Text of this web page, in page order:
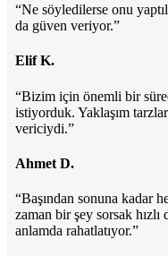
“Ne söyledilerse onu
da güven veriyor.”
Elif K.
“Bizim için önemli bir
istiyorduk. Yaklaşım
vericiydi.”
Ahmet D.
“Başından sonuna kadar
zaman bir şey sorsak
anlamda rahatlatıyor.”